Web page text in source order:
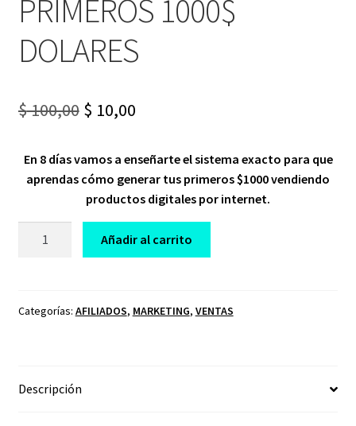
PRIMEROS 1000$
DOLARES
$100,00 Original
was:
$ 100,00.
$ 10,00Current
is:
$ 10,00.
En 8 días vamos a enseñarte el sistema exacto para que
aprendas cómo generar tus primeros $1000 vendiendo
productos digitales por internet.
1000$
Añadir al carrito
Categorías: AFILIADOS, MARKETING, VENTAS
Descripción